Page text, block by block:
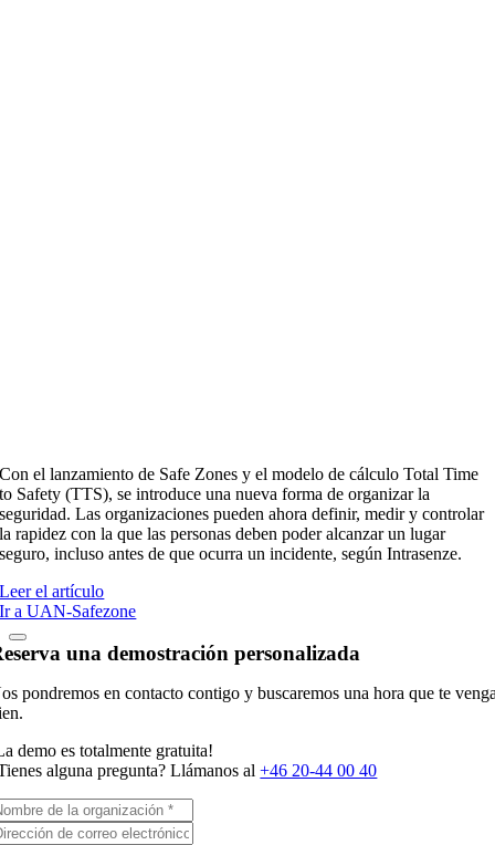
Con el lanzamiento de Safe Zones y el modelo de cálculo Total Time
to Safety (TTS), se introduce una nueva forma de organizar la
seguridad. Las organizaciones pueden ahora definir, medir y controlar
la rapidez con la que las personas deben poder alcanzar un lugar
seguro, incluso antes de que ocurra un incidente, según Intrasenze.
Leer el artículo
Ir a UAN-Safezone
una demostración personalizada
pondremos en contacto contigo y buscaremos una hora que te
demo es totalmente gratuita!
alguna pregunta? Llámanos al+46 20-44 00 40